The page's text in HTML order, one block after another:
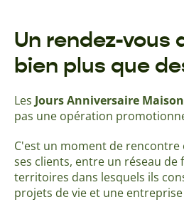
Un rendez-vous
bien plus que
Les Jours Anniversaire
pas une opération
C'est un moment de
ses clients, entre un réseau de
territoires dans lesquels ils
projets de vie et une